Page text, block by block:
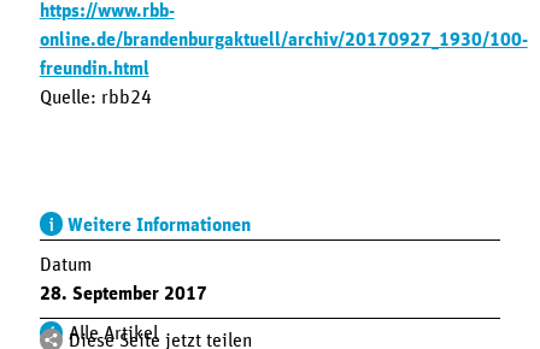
https://www.rbb-
online.de/brandenburgaktuell/archiv/20170927_1930/100-
freundin.html
Quelle: rbb24
Weitere Informationen
Datum
28. September 2017
Alle Artikel
Diese Seite jetzt teilen